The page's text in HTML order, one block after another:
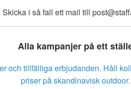
i så fall ett mail till
Alla kampanjer på ett
och tillfälliga erbjudanden. Håll
priser på skandinavisk outdoor.